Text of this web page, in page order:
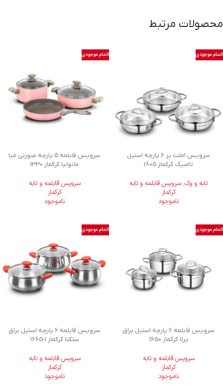
محصولات مرتبط
اتمام موجودی
سرویس املت پز 6 پارچه استیل
تامبیک کرکماز 1805
تابه و وک, سرویس قابلمه و تابه
کرکماز
ناموجود
اتمام موجودی
سرویس قابلمه 5 پارچه صورتی میا
مانولیا کرکماز 1330
سرویس قابلمه و تابه
کرکماز
ناموجود
اتمام موجودی
سرویس قابلمه 6 پارچه استیل براق
پرلا کرکماز 1650
سرویس قابلمه و تابه
کرکماز
ناموجود
اتمام موجودی
سرویس قابلمه 6 پارچه استیل براق
سلکتا کرکماز 1665-1
سرویس قابلمه و تابه
کرکماز
ناموجود